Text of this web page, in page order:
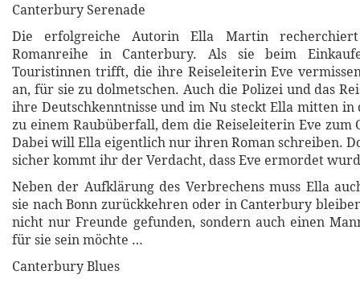
Canterbury Serenade
Die erfolgreiche Autorin Ella Martin
Romanreihe in Canterbury. Als sie beim
Touristinnen trifft, die ihre Reiseleiterin Eve
an, für sie zu dolmetschen. Auch die Polizei und das
ihre Deutschkenntnisse und im Nu steckt Ella mitten
zu einem Raubüberfall, dem die Reiseleiterin Eve zum
Dabei will Ella eigentlich nur ihren Roman schreiben.
sicher kommt ihr der Verdacht, dass Eve ermordet
Neben der Aufklärung des Verbrechens muss Ella
sie nach Bonn zurückkehren oder in Canterbury
nicht nur Freunde gefunden, sondern auch einen
für sie sein möchte …
Canterbury Blues